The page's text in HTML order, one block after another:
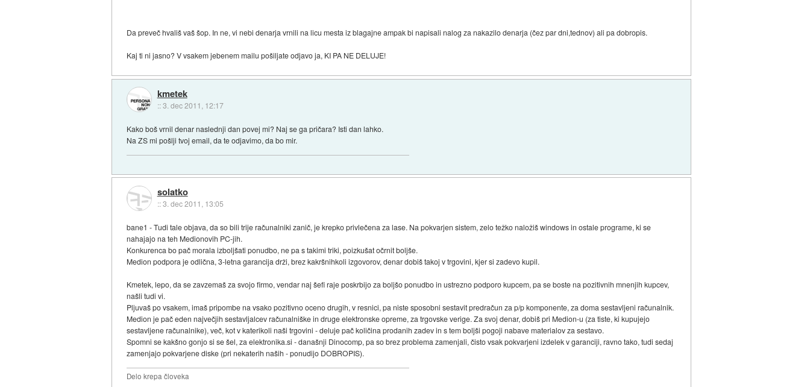
Da preveč hvališ vaš šop. In ne, vi nebi denarja vrnili na licu mesta iz blagajne ampak bi napisali nalog za nakazilo denarja (čez par dni,tednov) ali pa dobropis.
Kaj ti ni jasno? V vsakem jebenem mailu pošiljate odjavo ja, KI PA NE DELUJE!
kmetek
::3. dec 2011, 12:17
Kako boš vrnil denar naslednji dan povej mi? Naj se ga pričara? Isti dan lahko.
Na ZS mi pošlji tvoj email, da te odjavimo, da bo mir.
solatko
::3. dec 2011, 13:05
bane1 - Tudi tale objava, da so bili trije računalniki zanič, je krepko privlečena za lase. Na pokvarjen sistem, zelo težko naložiš windows in ostale programe, ki se
nahajajo na teh Medionovih PC-jih.
Konkurenca bo pač morala izboljšati ponudbo, ne pa s takimi triki, poizkušat očrnit boljše.
Medion podpora je odlična, 3-letna garancija drži, brez kakršnihkoli izgovorov, denar dobiš takoj v trgovini, kjer si zadevo kupil.
Kmetek, lepo, da se zavzemaš za svojo firmo, vendar naj šefi raje poskrbijo za boljšo ponudbo in ustrezno podporo kupcem, pa se boste na pozitivnih mnenjih kupcev,
našli tudi vi.
Pljuvaš po vsakem, imaš pripombe na vsako pozitivno oceno drugih, v resnici, pa niste sposobni sestavit predračun za p/p komponente, za doma sestavljeni računalnik.
Medion je pač eden največjih sestavljalcev računalniške in druge elektronske opreme, za trgovske verige. Za svoj denar, dobiš pri Medion-u (za tiste, ki kupujejo
sestavljene računalnike), več, kot v katerikoli naši trgovini - deluje pač količina prodanih zadev in s tem boljši pogoji nabave materialov za sestavo.
Spomni se kakšno gonjo si se šel, za elektronika.si - današnji Dinocomp, pa so brez problema zamenjali, čisto vsak pokvarjeni izdelek v garanciji, ravno tako, tudi sedaj
zamenjajo pokvarjene diske (pri nekaterih naših - ponudijo DOBROPIS).
Delo krepa človeka